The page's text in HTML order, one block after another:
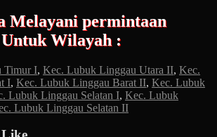
Melayani permintaan
Untuk Wilayah :
Timur I, Kec. Lubuk Linggau Utara II, Kec.
I, Kec. Lubuk Linggau Barat II, Kec. Lubuk
Lubuk Linggau Selatan I, Kec. Lubuk
Lubuk Linggau Selatan II